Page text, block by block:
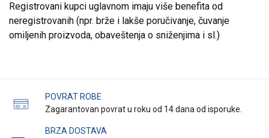
Registrovani kupci uglavnom imaju više benefita od
neregistrovanih (npr. brže i lakše poručivanje, čuvanje
omiljenih proizvoda, obaveštenja o sniženjima i sl.)
POVRAT ROBE
Zagarantovan povrat u roku od 14 dana od isporuke.
BRZA DOSTAVA